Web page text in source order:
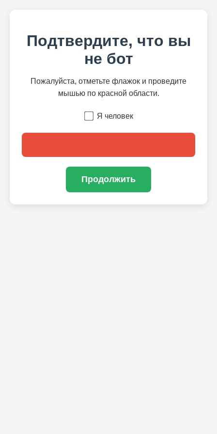
Подтвердите, что вы
не бот
Пожалуйста, отметьте флажок и проведите
мышью по красной области.
Я человек
Продолжить